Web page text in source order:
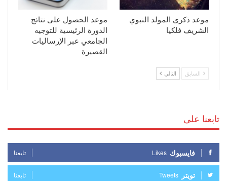
موعد ذكرى المولد النبوي
الشريف فلكيا
موعد الحصول على نتائج
الدورة الرئيسية للتوجيه
الجامعي عبر الإرساليات
القصيرة
السابق التالي
تابعنا على
فايسبوك Likes تابعنا
تويتر Tweets تابعنا